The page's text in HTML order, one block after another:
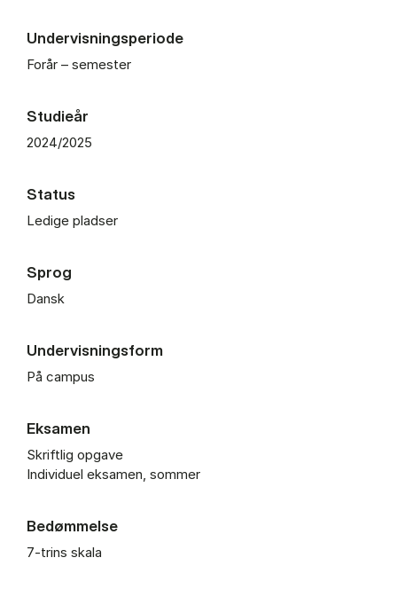
Undervisningsperiode
Forår – semester
Studieår
2024/2025
Status
Ledige pladser
Sprog
Dansk
Undervisningsform
På campus
Eksamen
Skriftlig opgave
Individuel eksamen, sommer
Bedømmelse
7-trins skala